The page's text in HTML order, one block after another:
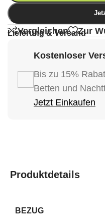
Vergleichen Zur
Lieferung & Versand
Kostenloser
Bis zu 15%
Betten und
Jetzt Einkaufen
Produktdetails
BEZUG